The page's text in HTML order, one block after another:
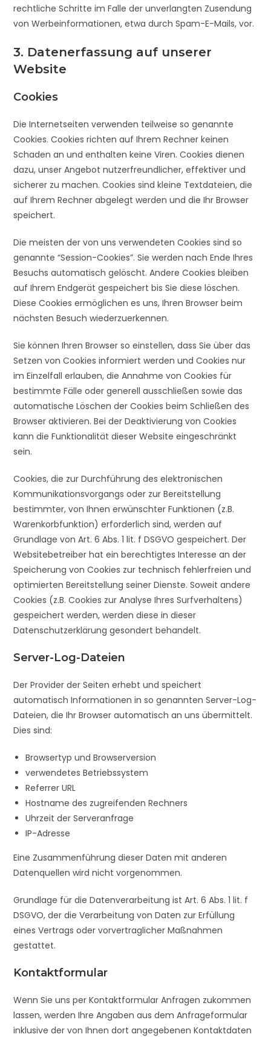
rechtliche Schritte im Falle der unverlangten Zusendung
von Werbeinformationen, etwa durch Spam-E-Mails, vor.
3. Datenerfassung auf unserer
Website
Cookies
Die Internetseiten verwenden teilweise so genannte
Cookies. Cookies richten auf Ihrem Rechner keinen
Schaden an und enthalten keine Viren. Cookies dienen
dazu, unser Angebot nutzerfreundlicher, effektiver und
sicherer zu machen. Cookies sind kleine Textdateien, die
auf Ihrem Rechner abgelegt werden und die Ihr Browser
speichert.
Die meisten der von uns verwendeten Cookies sind so
genannte “Session-Cookies”. Sie werden nach Ende Ihres
Besuchs automatisch gelöscht. Andere Cookies bleiben
auf Ihrem Endgerät gespeichert bis Sie diese löschen.
Diese Cookies ermöglichen es uns, Ihren Browser beim
nächsten Besuch wiederzuerkennen.
Sie können Ihren Browser so einstellen, dass Sie über das
Setzen von Cookies informiert werden und Cookies nur
im Einzelfall erlauben, die Annahme von Cookies für
bestimmte Fälle oder generell ausschließen sowie das
automatische Löschen der Cookies beim Schließen des
Browser aktivieren. Bei der Deaktivierung von Cookies
kann die Funktionalität dieser Website eingeschränkt
sein.
Cookies, die zur Durchführung des elektronischen
Kommunikationsvorgangs oder zur Bereitstellung
bestimmter, von Ihnen erwünschter Funktionen (z.B.
Warenkorbfunktion) erforderlich sind, werden auf
Grundlage von Art. 6 Abs. 1 lit. f DSGVO gespeichert. Der
Websitebetreiber hat ein berechtigtes Interesse an der
Speicherung von Cookies zur technisch fehlerfreien und
optimierten Bereitstellung seiner Dienste. Soweit andere
Cookies (z.B. Cookies zur Analyse Ihres Surfverhaltens)
gespeichert werden, werden diese in dieser
Datenschutzerklärung gesondert behandelt.
Server-Log-Dateien
Der Provider der Seiten erhebt und speichert
automatisch Informationen in so genannten Server-Log-
Dateien, die Ihr Browser automatisch an uns übermittelt.
Dies sind:
Browsertyp und Browserversion
verwendetes Betriebssystem
Referrer URL
Hostname des zugreifenden Rechners
Uhrzeit der Serveranfrage
IP-Adresse
Eine Zusammenführung dieser Daten mit anderen
Datenquellen wird nicht vorgenommen.
Grundlage für die Datenverarbeitung ist Art. 6 Abs. 1 lit. f
DSGVO, der die Verarbeitung von Daten zur Erfüllung
eines Vertrags oder vorvertraglicher Maßnahmen
gestattet.
Kontaktformular
Wenn Sie uns per Kontaktformular Anfragen zukommen
lassen, werden Ihre Angaben aus dem Anfrageformular
inklusive der von Ihnen dort angegebenen Kontaktdaten